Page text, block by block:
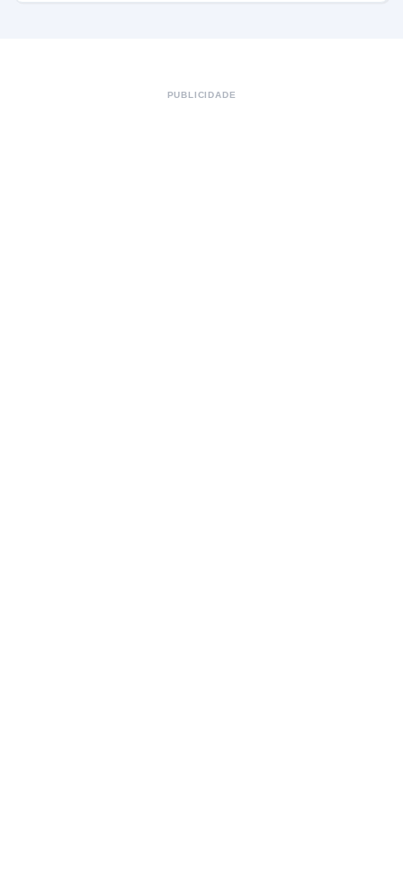
PUBLICIDADE